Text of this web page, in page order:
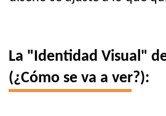
La "Identidad Visual"
(¿Cómo se va a ver?):